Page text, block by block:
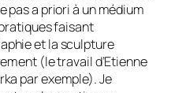
pas a priori à un médium
faisant
et la sculpture
(le travail d’Etienne
par exemple). Je